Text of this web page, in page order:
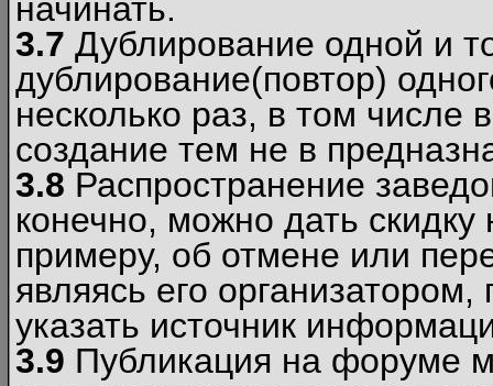
начинать.
3.7 Дублирование одной и
дублирование(повтор)
несколько раз, в том числе
создание тем не в
3.8 Распространение
конечно, можно дать
примеру, об отмене или
являясь его
указать источник
3.9 Публикация на форуме